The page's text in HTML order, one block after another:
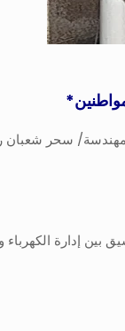
سحر شعبان
إدارة